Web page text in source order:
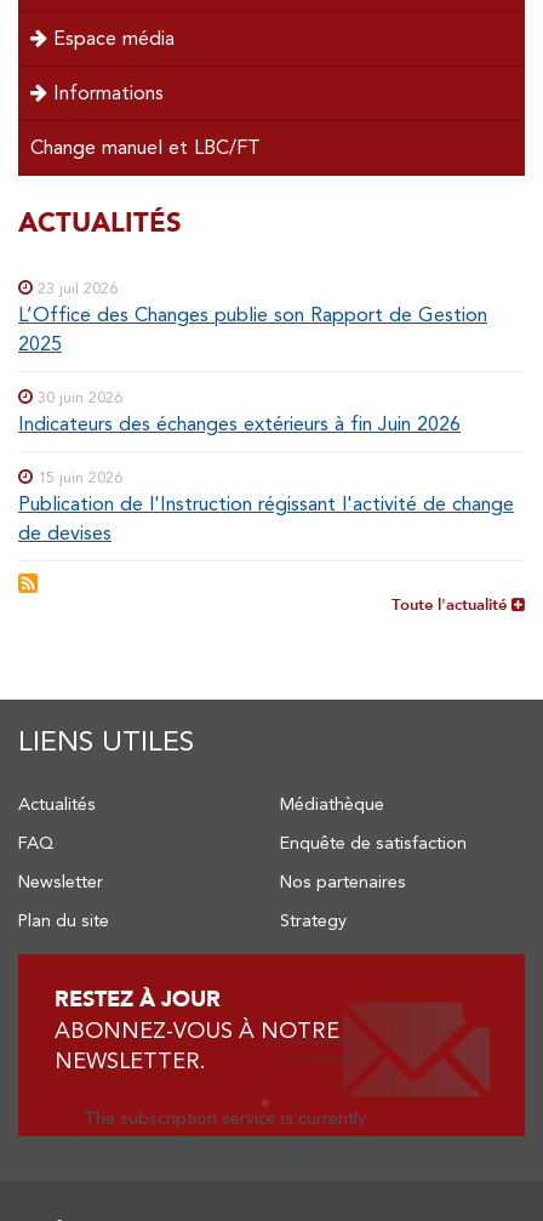
Espace média
Informations
Change manuel et LBC/FT
SOUS-
Special
ACTUALITÉS
23 juil 2026
L’Office des Changes publie son Rapport de Gestion
2025
30 juin 2026
Indicateurs des échanges extérieurs à fin Juin 2026
15 juin 2026
Publication de l'Instruction régissant l'activité de change
de devises
Toute l'actualité
LIENS UTILES
Actualités
FAQ
Newsletter
Plan du site
Médiathèque
Enquête de satisfaction
Nos partenaires
Strategy
RESTEZ À JOUR
ABONNEZ-VOUS À NOTRE
NEWSLETTER.
The subscription service is currently